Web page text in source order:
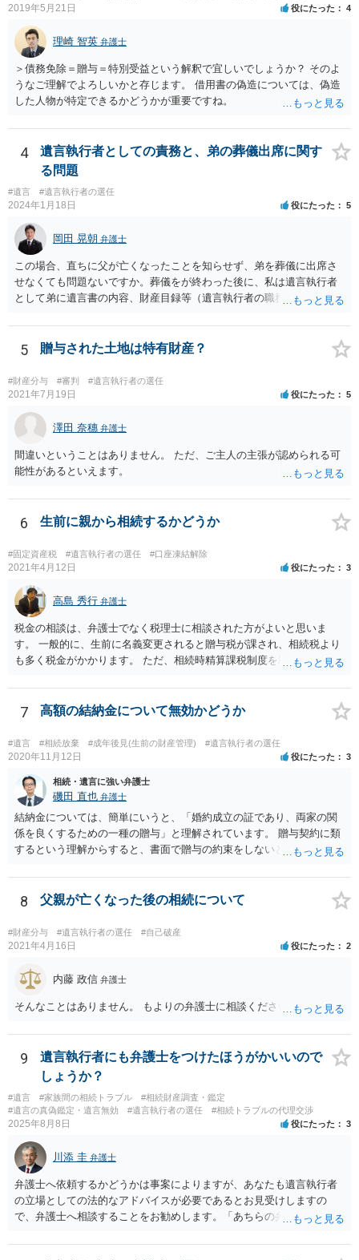
2019年5月21日 役にたった 4
理崎 智英 弁護士
＞債務免除＝贈与＝特別受益という解釈で宜しいでしょうか？ そのよ
うなご理解でよろしいかと存じます。 借用書の偽造については、偽造
した人物が特定できるかどうかが重要ですね。
4
遺言執行者としての責務と、弟の葬儀出席に関す
る問題
#遺言 #遺言執行者の選任
2024年1月18日 役にたった 5
岡田 晃朝 弁護士
この場合、直ちに父が亡くなったことを知らせず、弟を葬儀に出席さ
せなくても問題ないですか。葬儀をが終わった後に、私は遺言執行者
として弟に遺言書の内容、財産目録等（遺言執行者の職務）を知らせ
るかは喪主の自由です。 呼ばなくてもかまいません。 そもそも、そう
いう法律関係にありません。 遺言の内容と遺産の総額の通知、公正証
で、対応しましょう。 そのあとは遺留分の請求などがあればそれへの
対応となるでしょう。
5 贈与された土地は特有財産？
#財産分与 #審判 #遺言執行者の選任
2021年7月19日 役にたった 5
澤田 奈穗 弁護士
間違いということはありません。 ただ、ご主人の主張が認められる可
能性があるといえます。
6 生前に親から相続するかどうか
#固定資産税 #遺言執行者の選任 #口座凍結解除
2021年4月12日 役にたった 3
高島 秀行 弁護士
税金の相談は、弁護士でなく税理士に相談された方がよいと思いま
す。 一般的に、生前に名義変更されると贈与税が課され、相続税より
も多く税金がかかります。 ただ、相続時精算課税制度を取れば、実質
ういう場合にどれくらい税金がかかるか計算してもらって どういう方
針を取るか決められたらよいと思います。
7 高額の結納金について無効かどうか
#遺言 #相続放棄 #成年後見(生前の財産管理) #遺言執行者の選任
2020年11月12日 役にたった 3
相続・遺言に強い弁護士
磯田 直也 弁護士
結納金については、簡単にいうと、「婚約成立の証であり、両家の関
係を良くするための一種の贈与」と理解されています。 贈与契約に類
するという理解からすると、書面で贈与の約束をしないと相手方は支
ことは困難です。 くれぐれも今後お気をつけください。 弁護士に対応
を依頼されるのも悪くはありませんが、感情的な理由が強いと思いま
8 父親が亡くなった後の相続について
#財産分与 #遺言執行者の選任 #自己破産
2021年4月16日 役にたった 2
内藤 政信 弁護士
そんなことはありません。 もよりの弁護士に相談ください。
9
遺言執行者にも弁護士をつけたほうがかいいので
しょうか？
#遺言 #家族間の相続トラブル
#相続財産調査・鑑定
#遺言の真偽鑑定・遺言無効
#遺言執行者の選任 #相続トラブルの代理交渉
2025年8月8日 役にたった 3
川添 圭 弁護士
弁護士へ依頼するかどうかは事案によりますが、あなたも遺言執行者
の立場としての法的なアドバイスが必要であるとお見受けしますの
で、弁護士へ相談することをお勧めします。「あちらの弁護士」（元
誘導しかしてこないと思います。